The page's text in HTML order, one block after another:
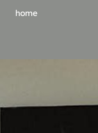
home